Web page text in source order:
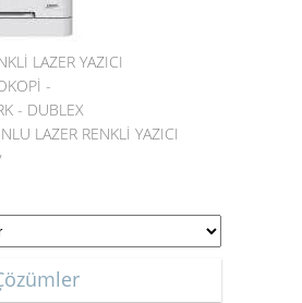
LAZER YAZICI
-
- DUBLEX
LAZER RENKLİ YAZICI